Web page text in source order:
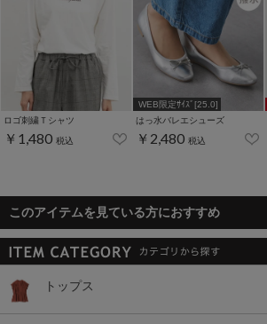
ロゴ刺繍Ｔシャツ
￥1,480 税込
WEB限定ｻｲｽﾞ[25.0]
はっ水バレエシューズ
￥2,480 税込
このアイテムを見ている方におすすめ
トップス